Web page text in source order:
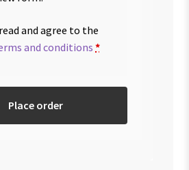
and agree to the
and conditions *
Place order